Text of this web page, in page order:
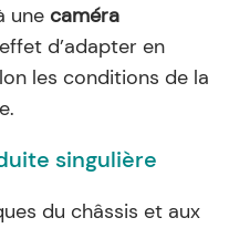
une caméra
d’adapter en
les conditions de la
singulière
du châssis et aux